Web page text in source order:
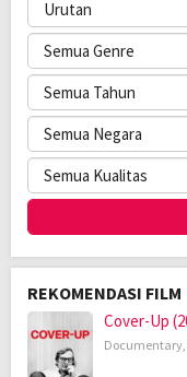
REKOMENDASI FILM
Cover-Up
Documentary,